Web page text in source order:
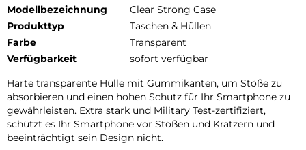
Modellbezeichnung
Clear Strong Case
Produkttyp
Taschen & Hüllen
Farbe
Transparent
Verfügbarkeit
sofort verfügbar
Harte transparente Hülle mit Gummikanten, um Stöße zu
absorbieren und einen hohen Schutz für Ihr Smartphone zu
gewährleisten. Extra stark und Military Test-zertifiziert,
schützt es Ihr Smartphone vor Stößen und Kratzern und
beeinträchtigt sein Design nicht.